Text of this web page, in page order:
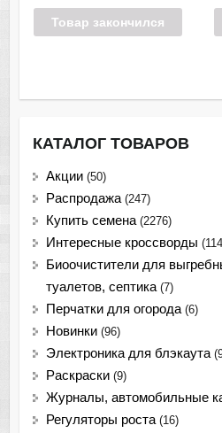
Товар закончился
КАТАЛОГ ТОВАРОВ
Акции (50)
Распродажа (247)
Купить семена (2276)
Интересные кроссворды
Биоочистители для
туалетов, септика (7)
Перчатки для огорода (6)
Новинки (96)
Электроника для блэкаута
Раскраски (9)
Журналы, автомобильные
Регуляторы роста (16)